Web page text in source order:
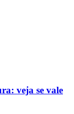
veja se vale